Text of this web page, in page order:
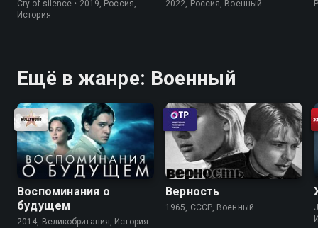
Cry of silence • 2019, Россия,
История
2022, Россия, Военный
Ещё в жанре: Военный
Воспоминания о
будущем
2014, Великобритания, История
Верность
1965, СССР, Военный